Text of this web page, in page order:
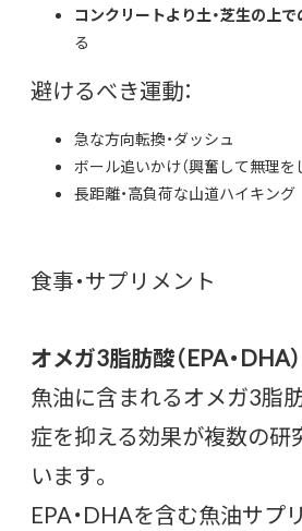
コンクリートより土・芝生の上で
る
避けるべき運動：
急な方向転換・ダッシュ
ボール追いかけ（興奮して無理を
長距離・高負荷な山道ハイキング
食事・サプリメント
オメガ3脂肪酸（EPA・DHA）
魚油に含まれるオメガ3脂
症を抑える効果が複数の研
います。
EPA・DHAを含む魚油サプ